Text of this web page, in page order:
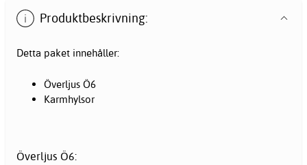
Produktbeskrivning:
Detta paket innehåller:
Överljus Ö6
Karmhylsor
Överljus Ö6: